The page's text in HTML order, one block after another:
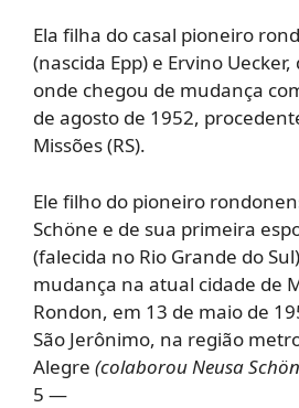
Ela filha do casal pioneiro
(nascida Epp) e Ervino
onde chegou de mudança
de agosto de 1952,
Missões (RS).
Ele filho do pioneiro
Schöne e de sua primeira
(falecida no Rio Grande do
mudança na atual cidade de
Rondon, em 13 de maio de
São Jerônimo, na região
Alegre (colaborou Neusa
5 —